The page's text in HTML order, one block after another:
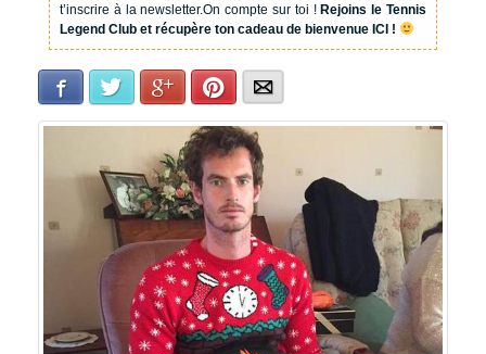
t’inscrire à la newsletter.On compte sur toi !Rejoins le Tennis
Legend Club et récupère ton cadeau de bienvenue ICI !
Facebook Twitter Google+Pinterest